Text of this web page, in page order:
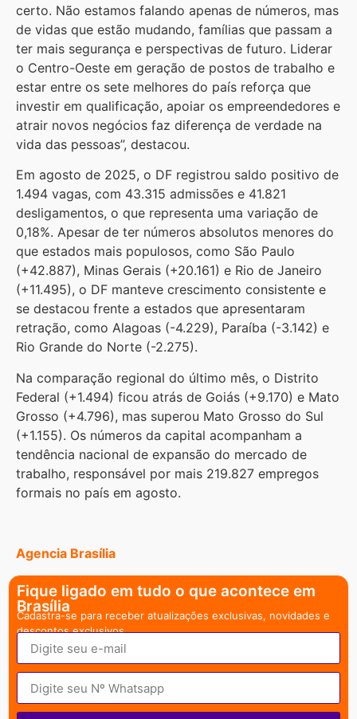
certo. Não estamos falando apenas de números, mas
de vidas que estão mudando, famílias que passam a
ter mais segurança e perspectivas de futuro. Liderar
o Centro-Oeste em geração de postos de trabalho e
estar entre os sete melhores do país reforça que
investir em qualificação, apoiar os empreendedores e
atrair novos negócios faz diferença de verdade na
vida das pessoas”, destacou.
Em agosto de 2025, o DF registrou saldo positivo de
1.494 vagas, com 43.315 admissões e 41.821
desligamentos, o que representa uma variação de
0,18%. Apesar de ter números absolutos menores do
que estados mais populosos, como São Paulo
(+42.887), Minas Gerais (+20.161) e Rio de Janeiro
(+11.495), o DF manteve crescimento consistente e
se destacou frente a estados que apresentaram
retração, como Alagoas (-4.229), Paraíba (-3.142) e
Rio Grande do Norte (-2.275).
Na comparação regional do último mês, o Distrito
Federal (+1.494) ficou atrás de Goiás (+9.170) e Mato
Grosso (+4.796), mas superou Mato Grosso do Sul
(+1.155). Os números da capital acompanham a
tendência nacional de expansão do mercado de
trabalho, responsável por mais 219.827 empregos
formais no país em agosto.
Agencia Brasília
Fique ligado em tudo o que acontece em
Brasília
Cadastra-se para receber atualizações exclusivas, novidades e
descontos exclusivos.